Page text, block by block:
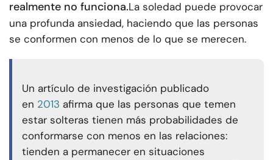
realmente no funciona.La soledad puede provocar
una profunda ansiedad, haciendo que las personas
se conformen con menos de lo que se merecen.
Un artículo de investigación publicado
en 2013 afirma que las personas que temen
estar solteras tienen más probabilidades de
conformarse con menos en las relaciones:
tienden a permanecer en situaciones